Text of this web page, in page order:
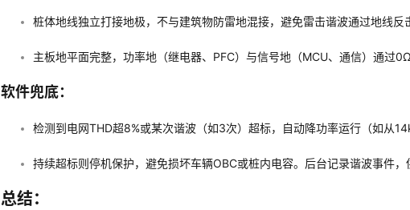
桩体地线独立打接地极，不与建筑物防雷地混接，避免雷击谐波通过地线反
主板地平面完整，功率地（继电器、PFC）与信号地（MCU、通信）通过
软件兜底：
检测到电网THD超8%或某次谐波（如3次）超标，自动降功率运行（如从
持续超标则停机保护，避免损坏车辆OBC或桩内电容。后台记录谐波事件，
总结：